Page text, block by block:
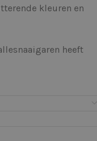
kleuren en
heeft